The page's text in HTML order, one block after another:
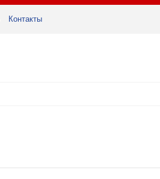
Контакты